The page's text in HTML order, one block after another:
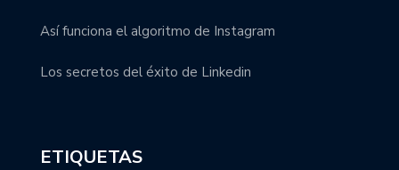
Así funciona el algoritmo de Instagram
Los secretos del éxito de Linkedin
ETIQUETAS